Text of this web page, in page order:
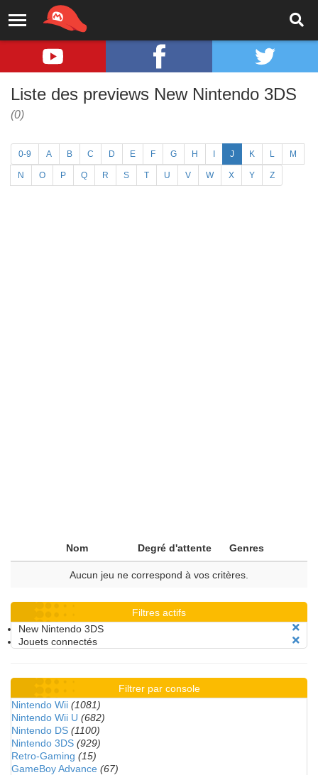
Liste des previews New Nintendo 3DS
(0)
0-9 A B C D E F G H J K L M
N O P Q R S T U V W X Y Z
Nom Degré d'attente Genres
Aucun jeu ne correspond à vos critères.
Filtres actifs
New Nintendo 3DS
Jouets connectés
Filtrer par console
Nintendo Wii (1081)
Nintendo Wii U (682)
Nintendo DS (1100)
Nintendo 3DS (929)
Retro-Gaming (15)
GameBoy Advance (67)